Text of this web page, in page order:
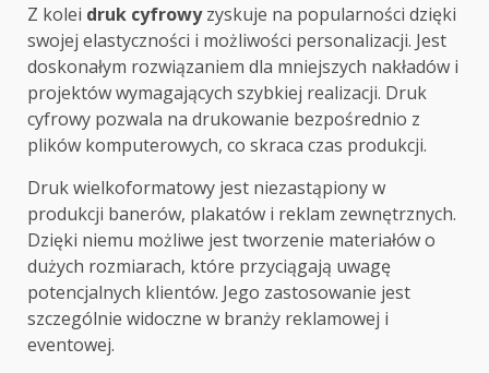
Z kolei druk cyfrowyzyskuje na popularności dzięki
swojej elastyczności i możliwości personalizacji. Jest
doskonałym rozwiązaniem dla mniejszych nakładów i
projektów wymagających szybkiej realizacji. Druk
cyfrowy pozwala na drukowanie bezpośrednio z
plików komputerowych, co skraca czas produkcji.
Druk wielkoformatowy jest niezastąpiony w
produkcji banerów, plakatów i reklam zewnętrznych.
Dzięki niemu możliwe jest tworzenie materiałów o
dużych rozmiarach, które przyciągają uwagę
potencjalnych klientów. Jego zastosowanie jest
szczególnie widoczne w branży reklamowej i
eventowej.